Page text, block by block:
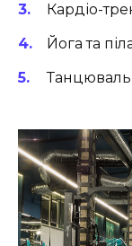
Кардіо-
Йога та